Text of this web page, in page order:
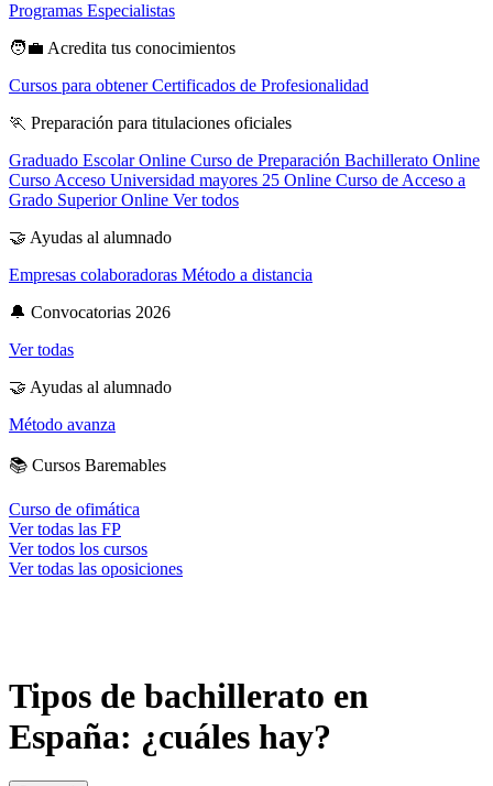
Programas Especialistas
🧑‍💼 Acredita tus conocimientos
Cursos para obtener Certificados de Profesionalidad
🏃 Preparación para titulaciones oficiales
Graduado Escolar Online Curso de Preparación Bachillerato Online
Curso Acceso Universidad mayores 25 Online Curso de Acceso a
Grado Superior Online Ver todos
🤝 Ayudas al alumnado
Empresas colaboradoras Método a distancia
🔔 Convocatorias 2026
Ver todas
🤝 Ayudas al alumnado
Método avanza
📚 Cursos Baremables
Curso de ofimática
Ver todas las FP
Ver todos los cursos
Ver todas las oposiciones
Tipos de bachillerato en
España: ¿cuáles hay?